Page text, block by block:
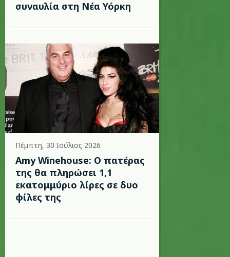
συναυλία στη Νέα Υόρκη
Πέμπτη, 30 Ιούλιος 2026
Amy Winehouse: Ο πατέρας
της θα πληρώσει 1,1
εκατομμύριο λίρες σε δυο
φίλες της